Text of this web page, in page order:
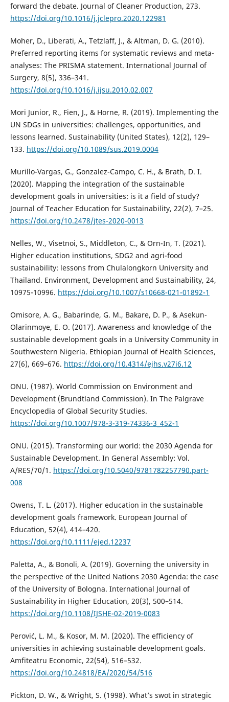
forward the debate. Journal of Cleaner Production, 273.
https://doi.org/10.1016/j.jclepro.2020.122981
Moher, D., Liberati, A., Tetzlaff, J., & Altman, D. G. (2010).
Preferred reporting items for systematic reviews and meta-
analyses: The PRISMA statement. International Journal of
Surgery, 8(5), 336–341.
https://doi.org/10.1016/j.ijsu.2010.02.007
Mori Junior, R., Fien, J., & Horne, R. (2019). Implementing the
UN SDGs in universities: challenges, opportunities, and
lessons learned. Sustainability (United States), 12(2), 129–
133. https://doi.org/10.1089/sus.2019.0004
Murillo-Vargas, G., Gonzalez-Campo, C. H., & Brath, D. I.
(2020). Mapping the integration of the sustainable
development goals in universities: is it a field of study?
Journal of Teacher Education for Sustainability, 22(2), 7–25.
https://doi.org/10.2478/jtes-2020-0013
Nelles, W., Visetnoi, S., Middleton, C., & Orn-In, T. (2021).
Higher education institutions, SDG2 and agri-food
sustainability: lessons from Chulalongkorn University and
Thailand. Environment, Development and Sustainability, 24,
10975-10996. https://doi.org/10.1007/s10668-021-01892-1
Omisore, A. G., Babarinde, G. M., Bakare, D. P., & Asekun-
Olarinmoye, E. O. (2017). Awareness and knowledge of the
sustainable development goals in a University Community in
Southwestern Nigeria. Ethiopian Journal of Health Sciences,
27(6), 669–676. https://doi.org/10.4314/ejhs.v27i6.12
ONU. (1987). World Commission on Environment and
Development (Brundtland Commission). In The Palgrave
Encyclopedia of Global Security Studies.
https://doi.org/10.1007/978-3-319-74336-3_452-1
ONU. (2015). Transforming our world: the 2030 Agenda for
Sustainable Development. In General Assembly: Vol.
A/RES/70/1. https://doi.org/10.5040/9781782257790.part-
008
Owens, T. L. (2017). Higher education in the sustainable
development goals framework. European Journal of
Education, 52(4), 414–420.
https://doi.org/10.1111/ejed.12237
Paletta, A., & Bonoli, A. (2019). Governing the university in
the perspective of the United Nations 2030 Agenda: the case
of the University of Bologna. International Journal of
Sustainability in Higher Education, 20(3), 500–514.
https://doi.org/10.1108/IJSHE-02-2019-0083
Perović, L. M., & Kosor, M. M. (2020). The efficiency of
universities in achieving sustainable development goals.
Amfiteatru Economic, 22(54), 516–532.
https://doi.org/10.24818/EA/2020/54/516
Pickton, D. W., & Wright, S. (1998). What’s swot in strategic